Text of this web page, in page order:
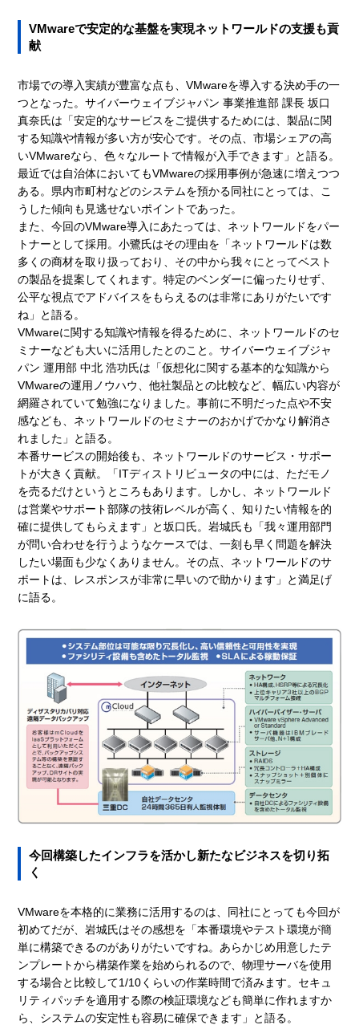
VMwareで安定的な基盤を実現ネットワールドの支援も貢
献
市場での導入実績が豊富な点も、VMwareを導入する決め手の一
つとなった。サイバーウェイブジャパン 事業推進部 課長 坂口
真奈氏は「安定的なサービスをご提供するためには、製品に関
する知識や情報が多い方が安心です。その点、市場シェアの高
いVMwareなら、色々なルートで情報が入手できます」と語る。
最近では自治体においてもVMwareの採用事例が急速に増えつつ
ある。県内市町村などのシステムを預かる同社にとっては、こ
うした傾向も見逃せないポイントであった。
また、今回のVMware導入にあたっては、ネットワールドをパー
トナーとして採用。小鷺氏はその理由を「ネットワールドは数
多くの商材を取り扱っており、その中から我々にとってベスト
の製品を提案してくれます。特定のベンダーに偏ったりせず、
公平な視点でアドバイスをもらえるのは非常にありがたいです
ね」と語る。
VMwareに関する知識や情報を得るために、ネットワールドのセ
ミナーなども大いに活用したとのこと。サイバーウェイブジャ
パン 運用部 中北 浩功氏は「仮想化に関する基本的な知識から
VMwareの運用ノウハウ、他社製品との比較など、幅広い内容が
網羅されていて勉強になりました。事前に不明だった点や不安
感なども、ネットワールドのセミナーのおかげでかなり解消さ
れました」と語る。
本番サービスの開始後も、ネットワールドのサービス・サポー
トが大きく貢献。「ITディストリビュータの中には、ただモノ
を売るだけというところもあります。しかし、ネットワールド
は営業やサポート部隊の技術レベルが高く、知りたい情報を的
確に提供してもらえます」と坂口氏。岩城氏も「我々運用部門
が問い合わせを行うようなケースでは、一刻も早く問題を解決
したい場面も少なくありません。その点、ネットワールドのサ
ポートは、レスポンスが非常に早いので助かります」と満足げ
に語る。
今回構築したインフラを活かし新たなビジネスを切り拓
く
VMwareを本格的に業務に活用するのは、同社にとっても今回が
初めてだが、岩城氏はその感想を「本番環境やテスト環境が簡
単に構築できるのがありがたいですね。あらかじめ用意したテ
ンプレートから構築作業を始められるので、物理サーバを使用
する場合と比較して1/10くらいの作業時間で済みます。セキュ
リティパッチを適用する際の検証環境なども簡単に作れますか
ら、システムの安定性も容易に確保できます」と語る。